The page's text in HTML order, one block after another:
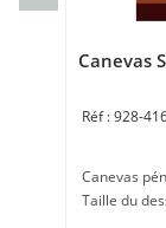
Canevas
928-
Canevas
Taille du